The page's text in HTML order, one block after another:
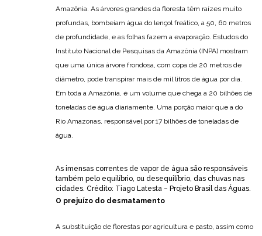
Amazônia. As árvores grandes da floresta têm raízes muito
profundas, bombeiam água do lençol freático, a 50, 60 metros
de profundidade, e as folhas fazem a evaporação. Estudos do
Instituto Nacional de Pesquisas da Amazônia (INPA) mostram
que uma única árvore frondosa, com copa de 20 metros de
diâmetro, pode transpirar mais de mil litros de água por dia.
Em toda a Amazônia, é um volume que chega a 20 bilhões de
toneladas de água diariamente. Uma porção maior que a do
Rio Amazonas, responsável por 17 bilhões de toneladas de
água.
As imensas correntes de vapor de água são responsáveis
também pelo equilíbrio, ou desequilíbrio, das chuvas nas
cidades. Crédito: Tiago Latesta – Projeto Brasil das Águas.
O prejuízo do desmatamento
A substituição de florestas por agricultura e pasto, assim como